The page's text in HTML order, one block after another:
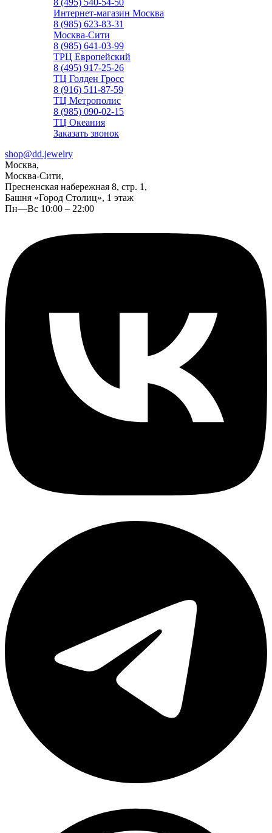
8 (495) 540-54-50
Интернет-магазин Москва
8 (985) 623-83-31
Москва-Сити
8 (985) 641-03-99
ТРЦ Европейский
8 (495) 917-25-26
ТЦ Голден Гросс
8 (916) 511-87-59
ТЦ Метрополис
8 (985) 090-02-15
ТЦ Океания
Заказать звонок
shop@dd.jewelry
Москва,
Москва-Сити,
Пресненская набережная 8, стр. 1,
Башня «Город Столиц», 1 этаж
Пн—Вс 10:00 – 22:00